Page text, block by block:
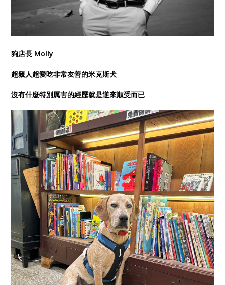
狗店長 Molly
超親人超愛吃非常友善的米克斯犬
沒有什麼特別厲害的經歷就是逆來順受而已